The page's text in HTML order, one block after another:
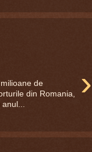
›
de
din Romania,